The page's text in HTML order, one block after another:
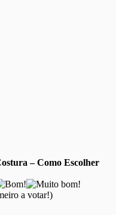
– Como Escolher
a votar!)